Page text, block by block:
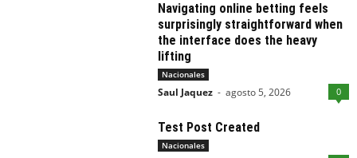
Navigating online betting feels
surprisingly straightforward when
the interface does the heavy
lifting
Nacionales
Saul Jaquez - agosto 5, 2026 0
Test Post Created
Nacionales